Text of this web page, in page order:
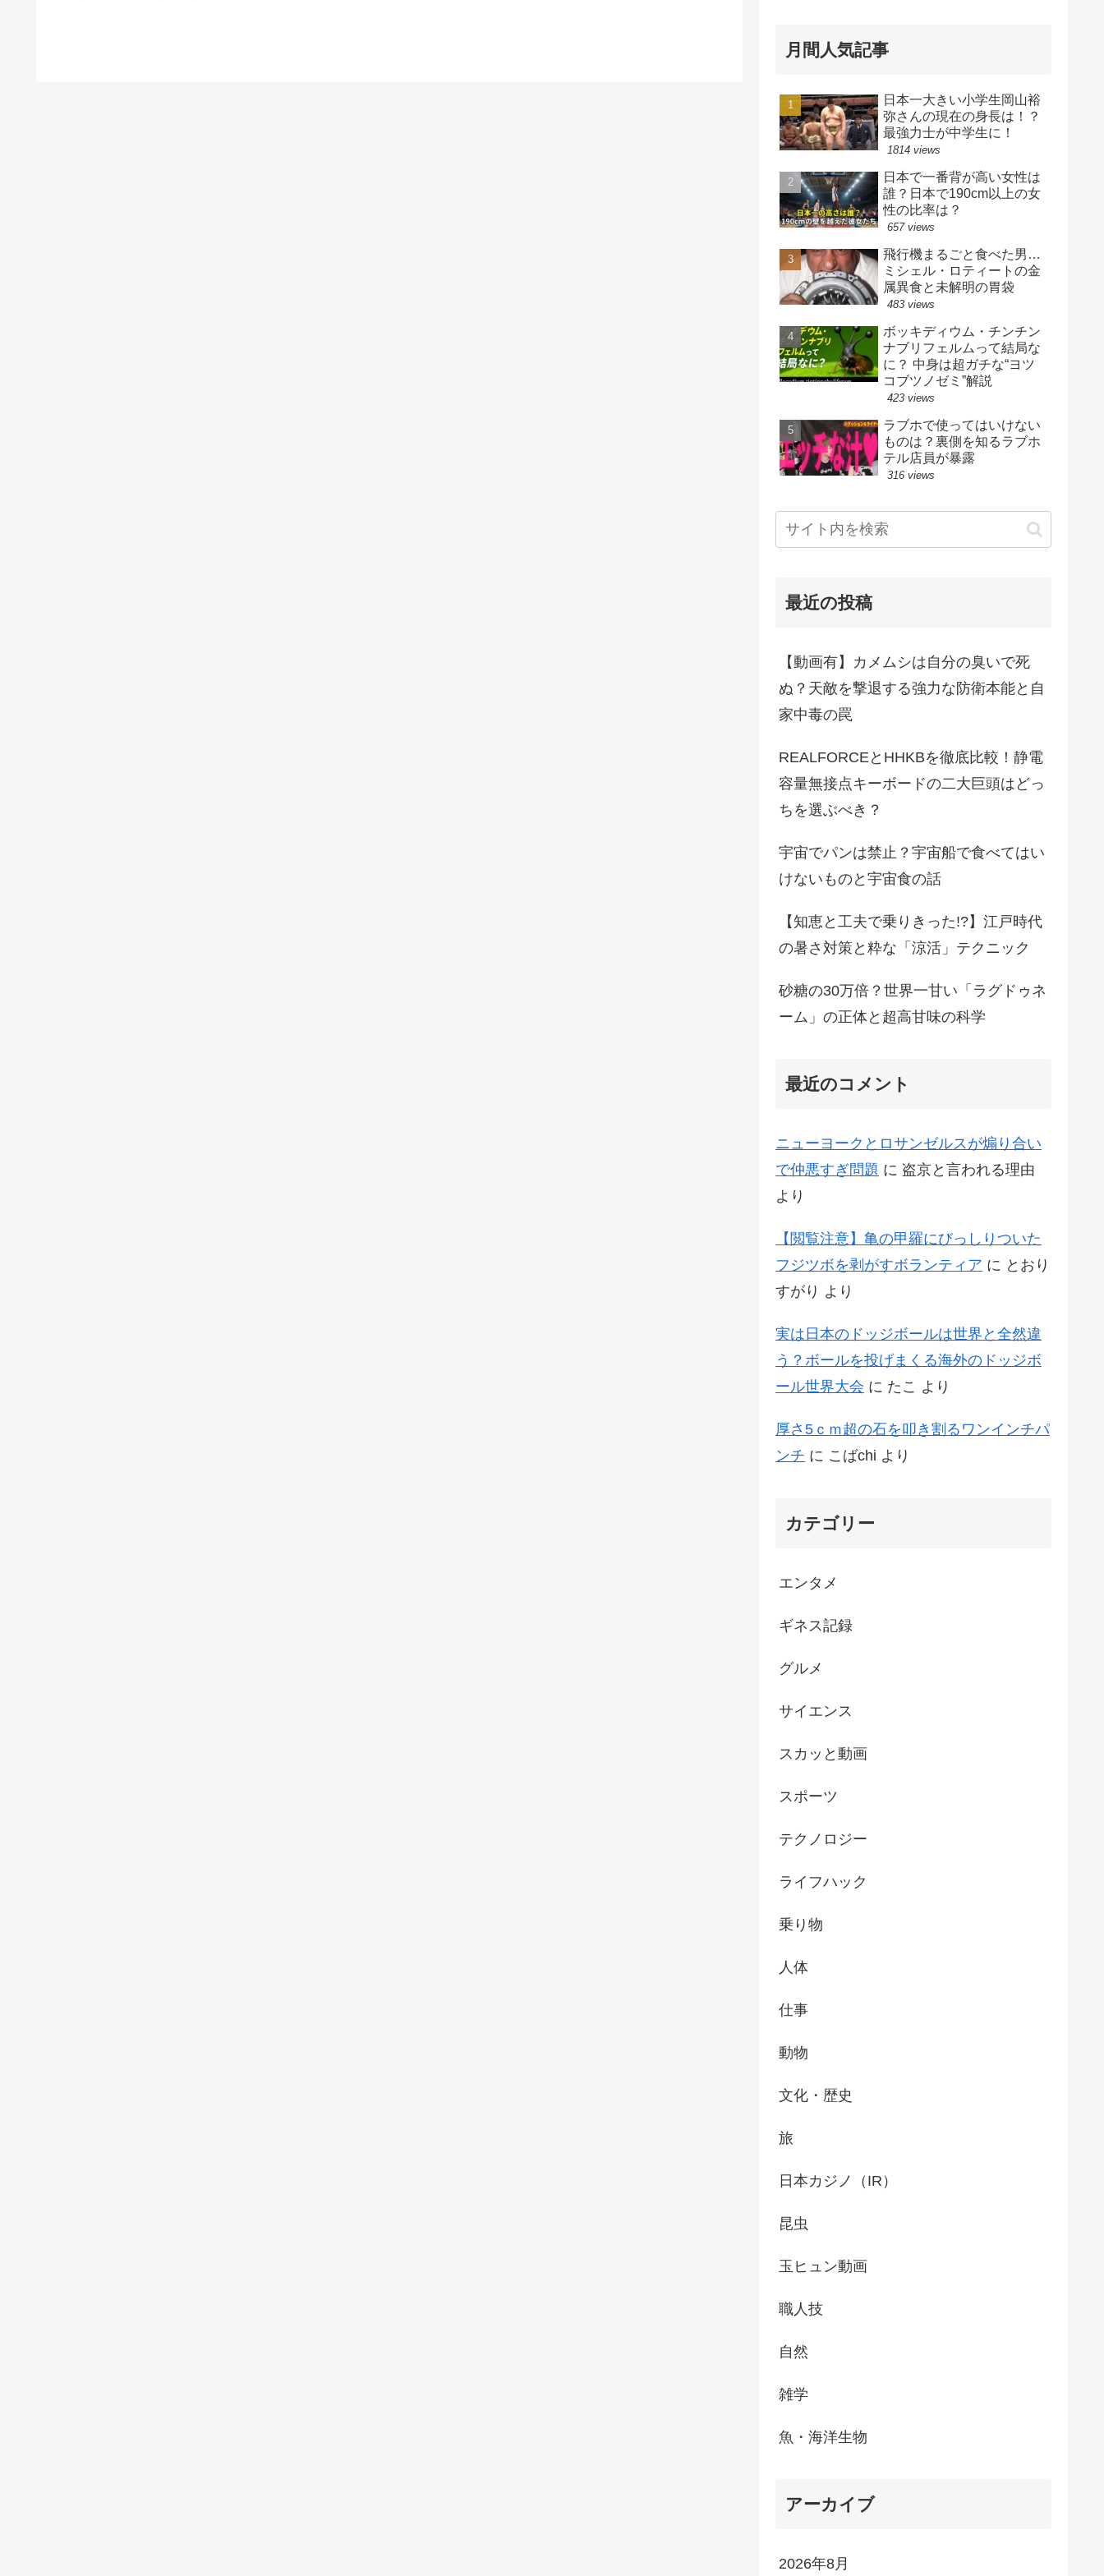
月間人気記事
日本一大きい小学生岡山裕
弥さんの現在の身長は！？
最強力士が中学生に！
1814 views
日本で一番背が高い女性は
誰？日本で190cm以上の女
性の比率は？
657 views
飛行機まるごと食べた男…
ミシェル・ロティートの金
属異食と未解明の胃袋
483 views
ボッキディウム・チンチン
ナブリフェルムって結局な
に？ 中身は超ガチな“ヨツ
コブツノゼミ”解説
423 views
ラブホで使ってはいけない
ものは？裏側を知るラブホ
テル店員が暴露
316 views
最近の投稿
【動画有】カメムシは自分の臭いで死
ぬ？天敵を撃退する強力な防衛本能と自
家中毒の罠
REALFORCEとHHKBを徹底比較！静電
容量無接点キーボードの二大巨頭はどっ
ちを選ぶべき？
宇宙でパンは禁止？宇宙船で食べてはい
けないものと宇宙食の話
【知恵と工夫で乗りきった!?】江戸時代
の暑さ対策と粋な「涼活」テクニック
砂糖の30万倍？世界一甘い「ラグドゥネ
ーム」の正体と超高甘味の科学
最近のコメント
ニューヨークとロサンゼルスが煽り合い
で仲悪すぎ問題 に 盗京と言われる理由
より
【閲覧注意】亀の甲羅にびっしりついた
フジツボを剥がすボランティア に とおり
すがり より
実は日本のドッジボールは世界と全然違
う？ボールを投げまくる海外のドッジボ
ール世界大会 に たこ より
厚さ5ｃｍ超の石を叩き割るワンインチパ
ンチ に こばchi より
カテゴリー
エンタメ
ギネス記録
グルメ
サイエンス
スカッと動画
スポーツ
テクノロジー
ライフハック
乗り物
人体
仕事
動物
文化・歴史
旅
日本カジノ（IR）
昆虫
玉ヒュン動画
職人技
自然
雑学
魚・海洋生物
アーカイブ
2026年8月